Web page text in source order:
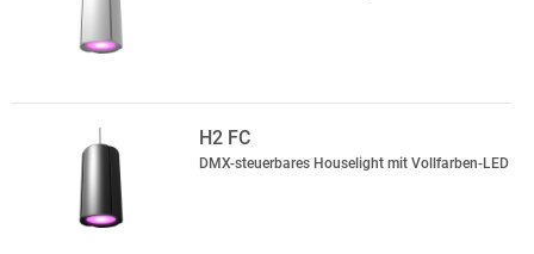
H2 FC
DMX-steuerbares Houselight mit Vollfarben-LED